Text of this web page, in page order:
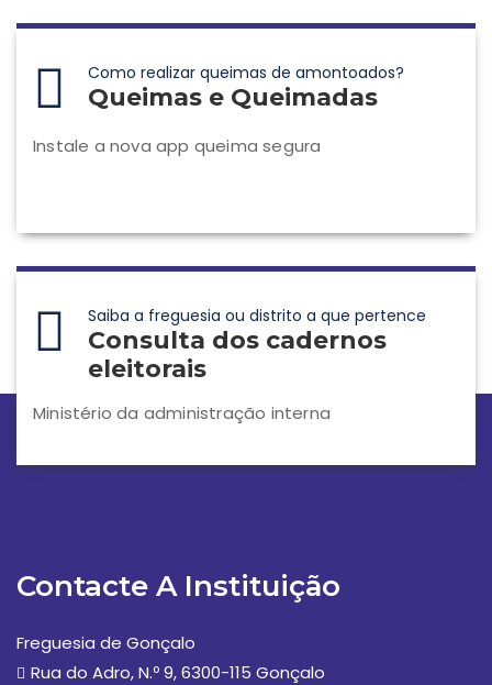
Como realizar queimas de amontoados?
Queimas e Queimadas
Instale a nova app queima segura
Saiba a freguesia ou distrito a que pertence
Consulta dos cadernos
eleitorais
Ministério da administração interna
Contacte A Instituição
Freguesia de Gonçalo
Rua do Adro, N.º 9, 6300-115 Gonçalo